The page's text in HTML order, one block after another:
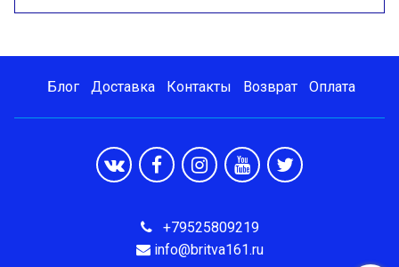
Блог Доставка Контакты Возврат Оплата
+79525809219
info@britva161.ru